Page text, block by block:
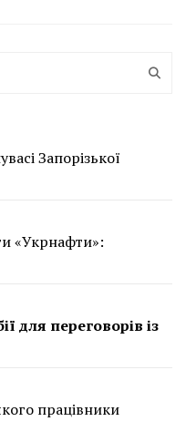
Запорізької
«Укрнафти»:
для переговорів із
працівники